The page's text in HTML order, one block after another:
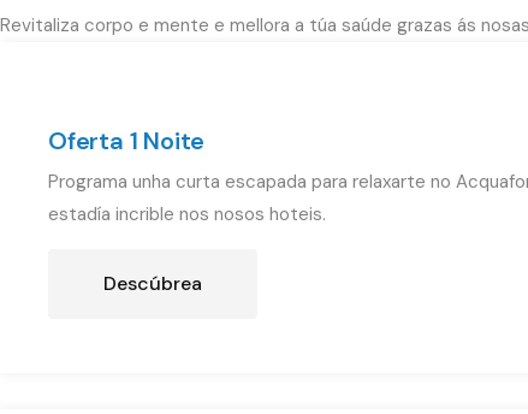
Revitaliza corpo e mente e mellora a túa saúde grazas ás
Oferta 1 Noite
Programa unha curta escapada para relaxarte no
estadía incrible nos nosos hoteis.
Descúbrea